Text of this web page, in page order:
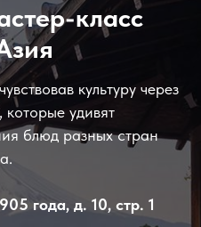
класс
культуру через
удивят
блюд разных стран
года, д. 10, стр. 1